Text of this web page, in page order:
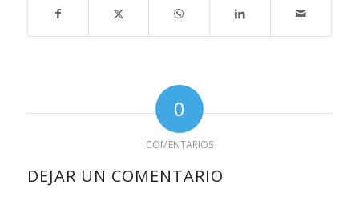
0
COMENTARIOS
DEJAR UN COMENTARIO